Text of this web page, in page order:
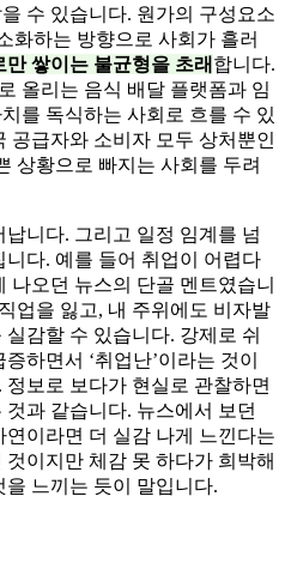
수 있습니다. 원가의 구성요소
화하는 방향으로 사회가 흘러
쌓이는 불균형을 초래 합니다.
올리는 음식 배달 플랫폼과 임
를 독식하는 사회로 흐를 수 있
공급자와 소비자 모두 상처뿐인
상황으로 빠지는 사회를 두려
니다. 그리고 일정 임계를 넘
다. 예를 들어 취업이 어렵다
나오던 뉴스의 단골 멘트였습니
업을 잃고, 내 주위에도 비자발
감할 수 있습니다. 강제로 쉬
하면서 ‘취업난’이라는 것이
보로 보다가 현실로 관찰하면
과 같습니다. 뉴스에서 보던
이라면 더 실감 나게 느낀다는
이지만 체감 못 하다가 희박해
느끼는 듯이 말입니다.